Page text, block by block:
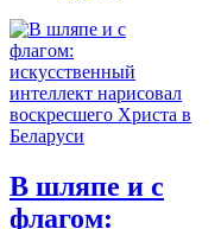
В шляпе и с
флагом: